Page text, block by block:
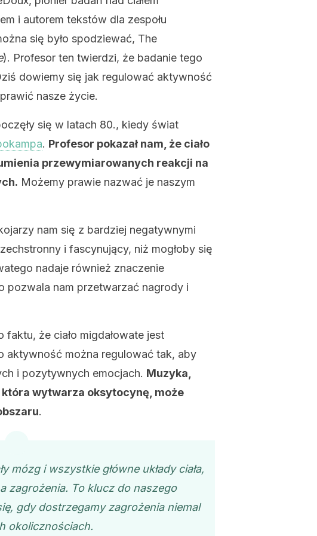
i autorem tekstów dla zespołu
się było spodziewać, The
). Profesor ten twierdzi, że badanie tego
dowiemy się jak regulować aktywność
nasze życie.
się w latach 80., kiedy świat
. Profesor pokazał nam, że ciało
przewymiarowanych reakcji na
Możemy prawie nazwać je naszym
nam się z bardziej negatywnymi
i fascynujący, niż mogłoby się
nadaje również znaczenie
pozwala nam przetwarzać nagrody i
że ciało migdałowate jest
aktywność można regulować tak, aby
i pozytywnych emocjach. Muzyka,
wytwarza oksytocynę, może
.
mózg i wszystkie główne układy ciała,
zagrożenia. To klucz do naszego
gdy dostrzegamy zagrożenia niemal
okolicznościach.